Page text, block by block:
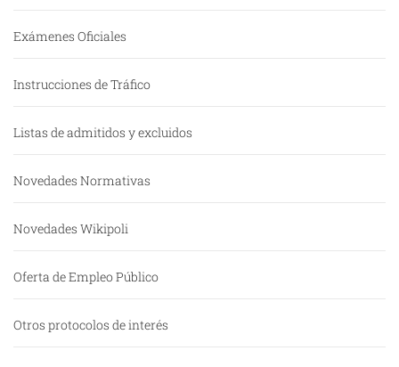
Exámenes Oficiales
Instrucciones de Tráfico
Listas de admitidos y excluidos
Novedades Normativas
Novedades Wikipoli
Oferta de Empleo Público
Otros protocolos de interés